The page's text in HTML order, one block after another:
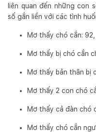
liên quan đến những con
số gắn liền với các tình
Mơ thấy chó cắn:
Mơ thấy bị chó cắn
Mơ thấy bản thân bị
Mơ thấy 2 con chó
Mơ thấy cả đàn chó
Mơ thấy chó cắn